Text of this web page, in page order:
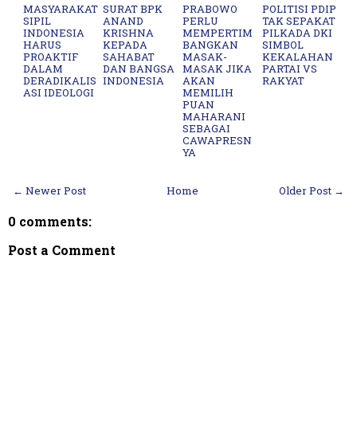
MASYARAKAT
SIPIL
INDONESIA
HARUS
PROAKTIF
DALAM
DERADIKALIS
ASI IDEOLOGI
SURAT BPK
ANAND
KRISHNA
KEPADA
SAHABAT
DAN BANGSA
INDONESIA
PRABOWO
PERLU
MEMPERTIM
BANGKAN
MASAK-
MASAK JIKA
AKAN
MEMILIH
PUAN
MAHARANI
SEBAGAI
CAWAPRESN
YA
POLITISI PDIP
TAK SEPAKAT
PILKADA DKI
SIMBOL
KEKALAHAN
PARTAI VS
RAKYAT
← Newer Post Older Post →
Home
0 comments:
Post a Comment